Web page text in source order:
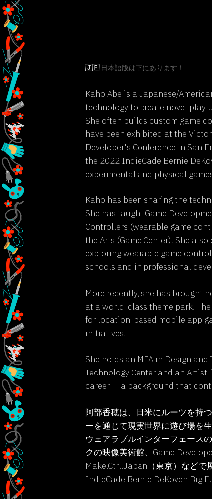
🇯🇵日本語版は下にあります！
Kaho Abe is a Japanese/
technology to create novel
She often builds custom game
have been exhibited at the
Developer's Conference in San
the 2022 IndieCade Bernie
experimental and physical
Kaho has been sharing the
She has taught Game
Controllers (wearable game
the Arts (Game Center). She
exploring wearable game
schools and in professional
More recently, she has brought
at a world-class theme park.
for location-based mobile app
initiatives.
She holds an MFA in Design
Technology Center and an
career -- a background that
阿部香穂は、日米にルーツを持
ーを通じて現実世界に遊び場を
ウェアラブルインターフェース
クの映像美術館、Game
Make.Ctrl.Japan（東京）などで
IndieCade Bernie DeKoven Big